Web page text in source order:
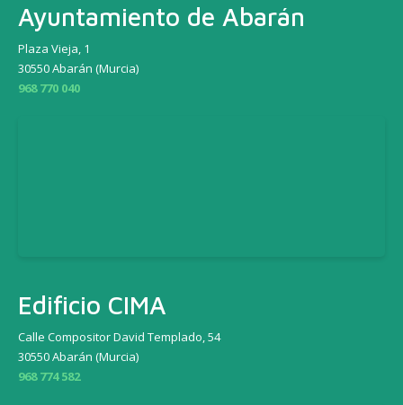
Ayuntamiento de Abarán
Plaza Vieja, 1
30550 Abarán (Murcia)
968 770 040
Edificio CIMA
Calle Compositor David Templado, 54
30550 Abarán (Murcia)
968 774 582